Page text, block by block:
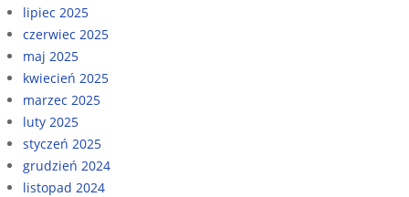
lipiec 2025
czerwiec 2025
maj 2025
kwiecień 2025
marzec 2025
luty 2025
styczeń 2025
grudzień 2024
listopad 2024